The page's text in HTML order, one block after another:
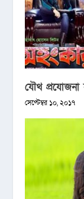
যৌথ
সেপ্টেম্বর ১০, ২০১৭